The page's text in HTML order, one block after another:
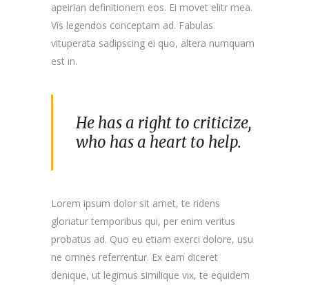
apeirian definitionem eos. Ei movet elitr mea.
Vis legendos conceptam ad. Fabulas
vituperata sadipscing ei quo, altera numquam
est in.
He has a right to criticize,
who has a heart to help.
Lorem ipsum dolor sit amet, te ridens
gloriatur temporibus qui, per enim veritus
probatus ad. Quo eu etiam exerci dolore, usu
ne omnes referrentur. Ex eam diceret
denique, ut legimus similique vix, te equidem